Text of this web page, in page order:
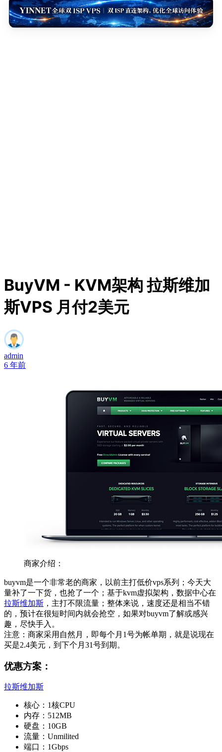
BuyVM - KVM架构 拉斯维加
斯VPS 月付2美元
admin
6 年前
商家介绍：
buyvm是一个非常老的商家，以前主打低价vps系列；今天大
量补了一下货，也抢了一个；基于kvm虚拟架构，数据中心在
拉斯维加斯 ，主打不限流量；整体来说，速度还是相当不错
的，预计在很短时间内就会抢空，如果对buyvm了解或感兴
趣，尽快手入。
注意：商家采用自然月，即每个月1号为帐单期，就是说现在
买是2.4美元，到下个月31号到期。
优惠方案：
拉斯维加斯
核心：1核CPU
内存：512MB
硬盘：10GB
流量：Unmilited
端口：1Gbps